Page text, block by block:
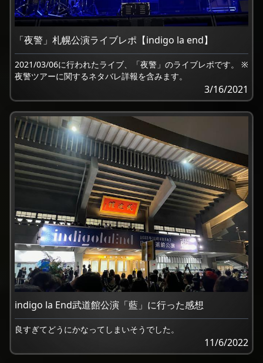
「夜警」札幌公演ライブレポ【indigo la end】
2021/03/06に行われたライブ、「夜警」のライブレポです。 ※
夜警ツアーに関するネタバレ詳報を含みます。
3/16/2021
indigo la End武道館公演「藍」に行った感想
良すぎてどうにかなってしまいそうでした。
11/6/2022